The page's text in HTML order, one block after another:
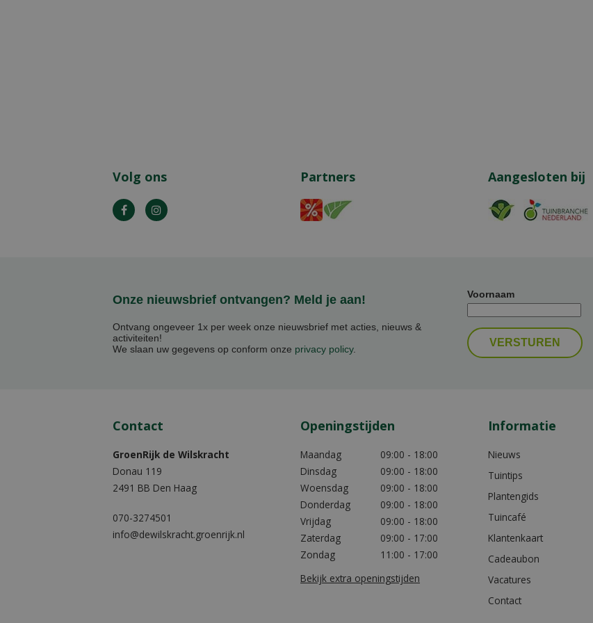
Volg ons Partners Aangesloten bij
Onze nieuwsbrief ontvangen? Meld je aan!
Ontvang ongeveer 1x per week onze nieuwsbrief met acties, nieuws &
activiteiten!
We slaan uw gegevens op conform onze privacy policy.
Voornaam
Contact
GroenRijk de Wilskracht
Donau 119
2491 BB Den Haag
070-3274501
info@dewilskracht.groenrijk.nl
Openingstijden
Maandag
09:00 - 18:00
Dinsdag
09:00 - 18:00
Woensdag
09:00 - 18:00
Donderdag
09:00 - 18:00
Vrijdag
09:00 - 18:00
Zaterdag
09:00 - 17:00
Zondag
11:00 - 17:00
Bekijk extra openingstijden
Informatie
Nieuws
Tuintips
Plantengids
Tuincafé
Klantenkaart
Cadeaubon
Vacatures
Contact